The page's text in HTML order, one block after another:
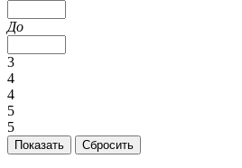
До
3
4
4
5
5